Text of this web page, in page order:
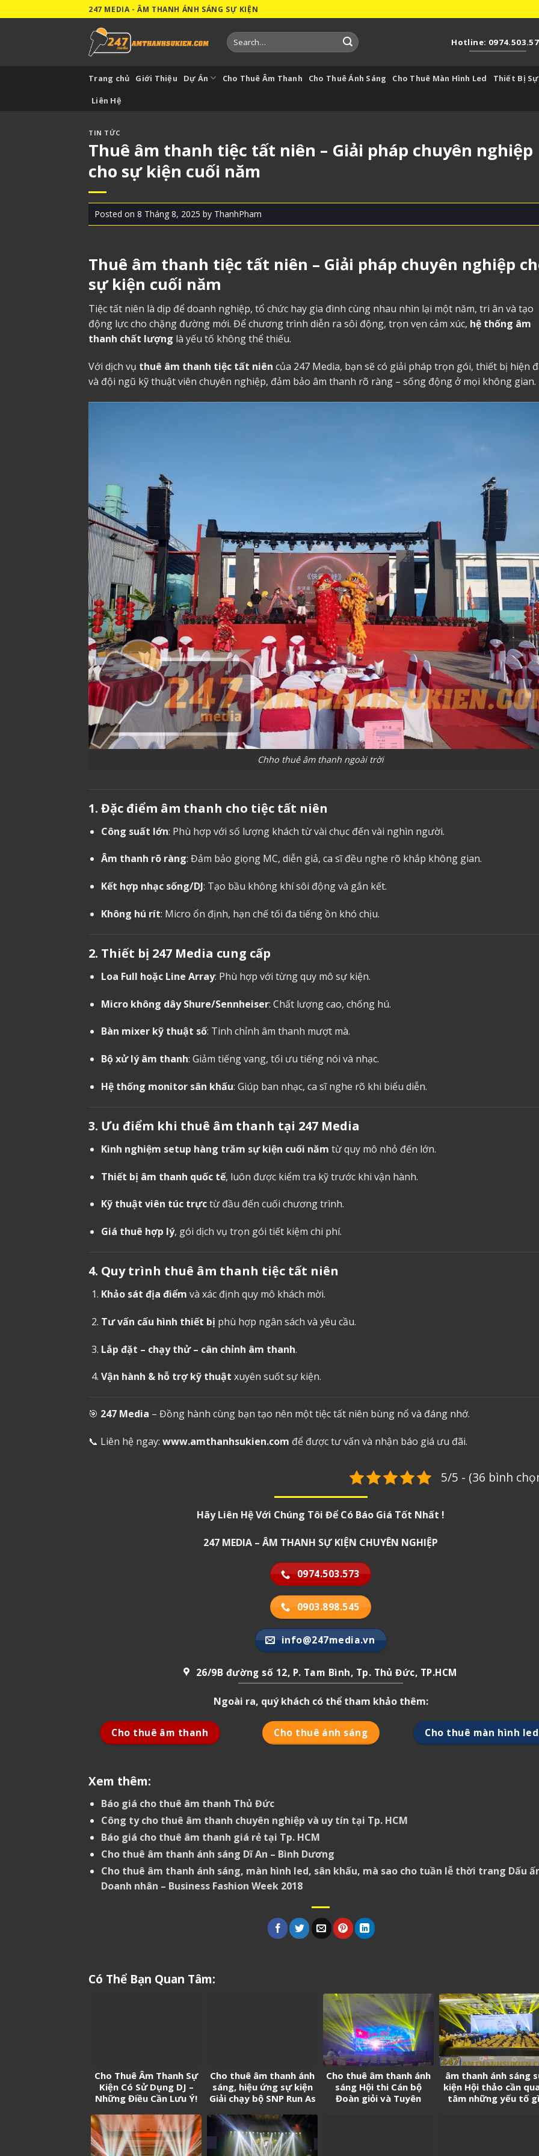
to
247 MEDIA - ÂM THANH ÁNH SÁNG SỰ KIỆN
Search
for:
Hotline:
Trang chủ Giới Thiệu Dự Án Cho Thuê Âm Thanh Cho Thuê Ánh Sáng Cho Thuê Màn Hình Led Thiết Bị
Liên Hệ
TIN TỨC
Thuê âm thanh tiệc tất niên – Giải pháp chuyên nghiệp
cho sự kiện cuối năm
Posted on 8 Tháng 8, 2025 by ThanhPham
Thuê âm thanh tiệc tất niên – Giải pháp chuyên nghiệp
sự kiện cuối năm
Tiệc tất niên là dịp để doanh nghiệp, tổ chức hay gia đình cùng nhau nhìn lại một năm, tri ân và tạo
động lực cho chặng đường mới. Để chương trình diễn ra sôi động, trọn vẹn cảm xúc, hệ thống âm
thanh chất lượng là yếu tố không thể thiếu.
Với dịch vụ thuê âm thanh tiệc tất niên của 247 Media, bạn sẽ có giải pháp trọn gói, thiết bị hiện
và đội ngũ kỹ thuật viên chuyên nghiệp, đảm bảo âm thanh rõ ràng – sống động ở mọi không gian.
Chho thuê âm thanh ngoài trời
1. Đặc điểm âm thanh cho tiệc tất niên
Công suất lớn: Phù hợp với số lượng khách từ vài chục đến vài nghìn người.
Âm thanh rõ ràng: Đảm bảo giọng MC, diễn giả, ca sĩ đều nghe rõ khắp không gian.
Kết hợp nhạc sống/DJ: Tạo bầu không khí sôi động và gắn kết.
Không hú rít: Micro ổn định, hạn chế tối đa tiếng ồn khó chịu.
2. Thiết bị 247 Media cung cấp
Loa Full hoặc Line Array: Phù hợp với từng quy mô sự kiện.
Micro không dây Shure/Sennheiser: Chất lượng cao, chống hú.
Bàn mixer kỹ thuật số: Tinh chỉnh âm thanh mượt mà.
Bộ xử lý âm thanh: Giảm tiếng vang, tối ưu tiếng nói và nhạc.
Hệ thống monitor sân khấu: Giúp ban nhạc, ca sĩ nghe rõ khi biểu diễn.
3. Ưu điểm khi thuê âm thanh tại 247 Media
Kinh nghiệm setup hàng trăm sự kiện cuối năm từ quy mô nhỏ đến lớn.
Thiết bị âm thanh quốc tế, luôn được kiểm tra kỹ trước khi vận hành.
Kỹ thuật viên túc trựctừ đầu đến cuối chương trình.
Giá thuê hợp lý, gói dịch vụ trọn gói tiết kiệm chi phí.
4. Quy trình thuê âm thanh tiệc tất niên
Khảo sát địa điểm và xác định quy mô khách mời.
Tư vấn cấu hình thiết bị phù hợp ngân sách và yêu cầu.
Lắp đặt – chạy thử – cân chỉnh âm thanh.
Vận hành & hỗ trợ kỹ thuật xuyên suốt sự kiện.
🎯 247 Media – Đồng hành cùng bạn tạo nên một tiệc tất niên bùng nổ và đáng nhớ.
📞 Liên hệ ngay: www.amthanhsukien.com để được tư vấn và nhận báo giá ưu đãi.
5/5 - (36 bình
Hãy Liên Hệ Với Chúng Tôi Để Có Báo Giá Tốt Nhất !
247 MEDIA – ÂM THANH SỰ KIỆN CHUYÊN NGHIỆP
0974.503.573
0903.898.545
info@247media.vn
26/9B đường số 12, P. Tam Bình, Tp. Thủ Đức, TP.HCM
Ngoài ra, quý khách có thể tham khảo thêm:
Cho thuê âm thanh Cho thuê ánh sáng Cho thuê màn hình led
Xem thêm:
Báo giá cho thuê âm thanh Thủ Đức
Công ty cho thuê âm thanh chuyên nghiệp và uy tín tại Tp. HCM
Báo giá cho thuê âm thanh giá rẻ tại Tp. HCM
Cho thuê âm thanh ánh sáng Dĩ An – Bình Dương
Cho thuê âm thanh ánh sáng, màn hình led, sân khấu, mà sao cho tuần lễ thời trang Dấu
Doanh nhân – Business Fashion Week 2018
Có Thể Bạn Quan Tâm:
Cho Thuê Âm Thanh Sự
Kiện Có Sử Dụng DJ –
Những Điều Cần Lưu Ý!
Cho thuê âm thanh ánh
sáng, hiệu ứng sự kiện
Giải chạy bộ SNP Run As
Cho thuê âm thanh ánh
sáng Hội thi Cán bộ
Đoàn giỏi và Tuyên
âm thanh ánh sáng
kiện Hội thảo cần
tâm những yếu tố